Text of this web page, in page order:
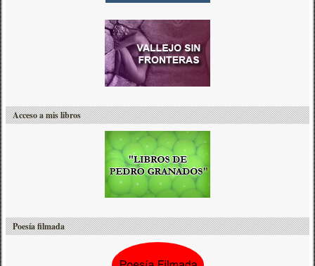
Acceso a mis libros
Poesía filmada